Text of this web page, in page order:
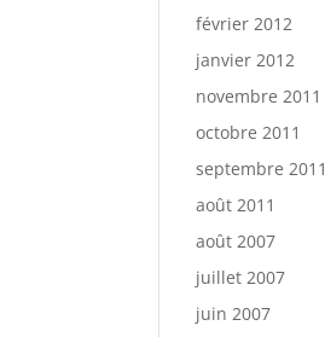
février 2012
janvier 2012
novembre 2011
octobre 2011
septembre 2011
août 2011
août 2007
juillet 2007
juin 2007